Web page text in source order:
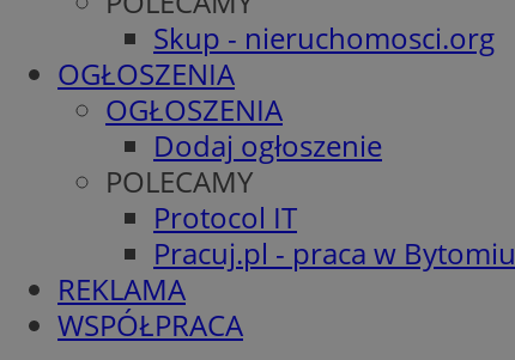
Skup - nieruchomosci.org
OGŁOSZENIA
OGŁOSZENIA
Dodaj ogłoszenie
POLECAMY
Protocol IT
Pracuj.pl - praca w Bytomiu
REKLAMA
WSPÓŁPRACA